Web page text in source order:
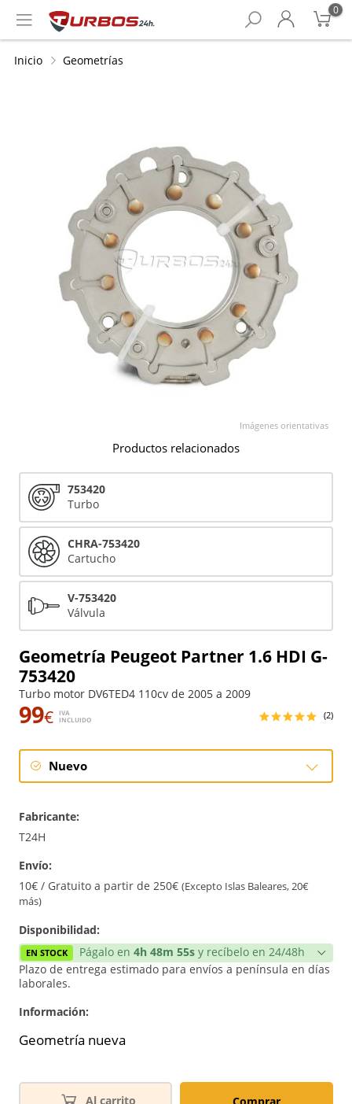
0
Inicio Geometrías
Geometría Peugeot Partner 1.6 HDI G-
753420
Turbo motor DV6TED4 110cv de 2005 a 2009
99€
IVA
INCLUIDO
(2)
Nuevo
Fabricante:
T24H
Envío:
10€ / Gratuito a partir de 250€ (Excepto Islas Baleares, 20€
más)
Disponibilidad:
EN STOCK Págalo en 4h 48m 54s y recíbelo en 24/48h
Plazo de entrega estimado para envíos a península en días
laborales.
Información:
Geometría nueva
Al carrito
Imágenes orientativas
Productos relacionados
753420
Turbo
CHRA-753420
Cartucho
V-753420
Válvula